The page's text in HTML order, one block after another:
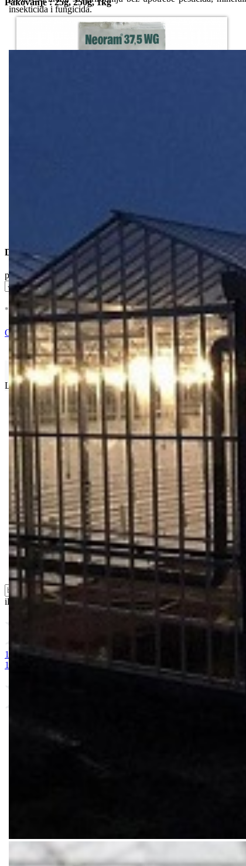
insekticida i fungicida.
Dostupne Opcije
pakovanje
* U cenu je uracunat PDV * Nema Na Stanju !
Ocenite i napišite preporuku
Isporuka Info
Limit za porudžbinu je500.00 dinara za isporuku na teritoriji
Biostimulacija
Dezinfekcija
Feromoni i klopke
Folije i agrotekstili
Oprema i instrumenti
Semena povrća
Sredstva za ishranu biljaka
Sredstva za zaštitu biljaka
Supstrati
Zaštita ... u 10 litara
ili probajte naprednu: pretragu
1. MAGNEZIJUM SULFAT 25kg
10-25 + 2MgO+ Me 25kg
9. BUCHAREST 2500S